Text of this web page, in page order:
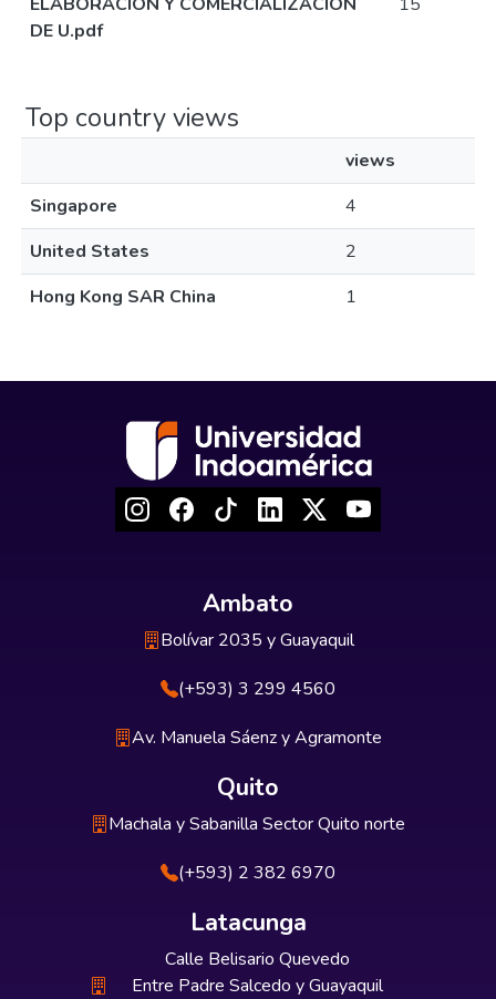
DE U.pdf
Top country views
views
Singapore
4
United States
2
Hong Kong SAR China
1
Ambato
Bolívar 2035 y Guayaquil
(+593) 3 299 4560
Av. Manuela Sáenz y Agramonte
Quito
Machala y Sabanilla Sector Quito norte
(+593) 2 382 6970
Latacunga
Calle Belisario Quevedo
Entre Padre Salcedo y Guayaquil